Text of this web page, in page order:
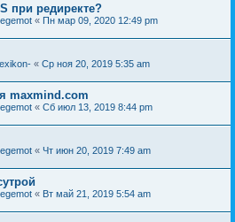
при редиректе?
« Пн мар 09, 2020 12:49 pm
« Ср ноя 20, 2019 5:35 am
maxmind.com
« Сб июл 13, 2019 8:44 pm
« Чт июн 20, 2019 7:49 am
« Вт май 21, 2019 5:54 am